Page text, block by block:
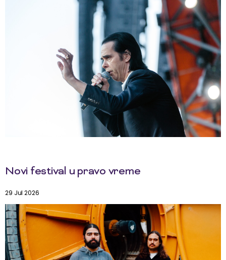
Novi festival u pravo vreme
29 Jul 2026